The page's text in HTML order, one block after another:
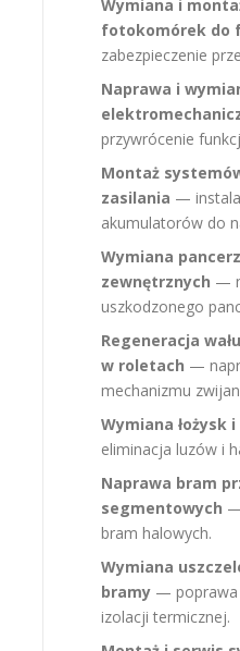
Wymiana i
fotokomórek do
zabezpieczenie
Naprawa i
przywrócenie
Montaż
zasilania —
akumulatorów do
Wymiana
zewnętrznych —
uszkodzonego
Regeneracja
w roletach —
mechanizmu
Wymiana łożysk
eliminacja luzów i
Naprawa bram
segmentowych
bram halowych.
Wymiana
bramy — poprawa
izolacji termicznej.